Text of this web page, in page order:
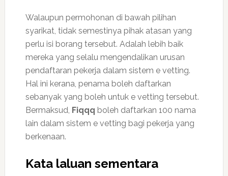
Walaupun permohonan di bawah pilihan
syarikat, tidak semestinya pihak atasan yang
perlu isi borang tersebut. Adalah lebih baik
mereka yang selalu mengendalikan urusan
pendaftaran pekerja dalam sistem e vetting.
Hal ini kerana, penama boleh daftarkan
sebanyak yang boleh untuk e vetting tersebut.
Bermaksud, Fiqqq boleh daftarkan 100 nama
lain dalam sistem e vetting bagi pekerja yang
berkenaan.
Kata laluan sementara